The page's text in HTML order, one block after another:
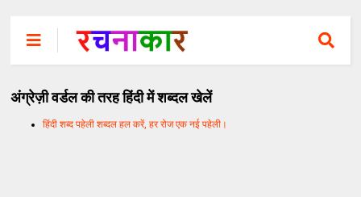
अंग्रेज़ी वर्डल की तरह हिंदी में शब्दल खेलें
हिंदी शब्द पहेली शब्दल हल करें, हर रोज एक नई पहेली।